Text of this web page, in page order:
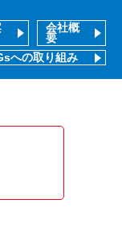
会社概
要
への取り組み